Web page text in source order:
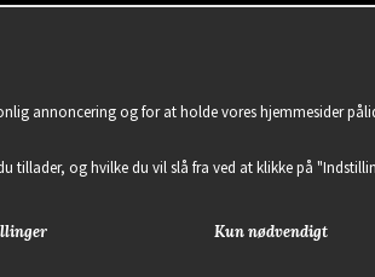
2021 Delightful Hair
annoncering og for at holde vores hjemmesider
tillader, og hvilke du vil slå fra ved at klikke på
Kun nødvendigt